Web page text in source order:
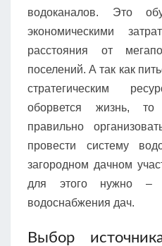
водоканалов. Это
экономическими
расстояния от
поселений. А так как
стратегическим
оборвется жизнь,
правильно
провести систему
загородном дачном
для этого нужно –
водоснабжения дач.
Выбор